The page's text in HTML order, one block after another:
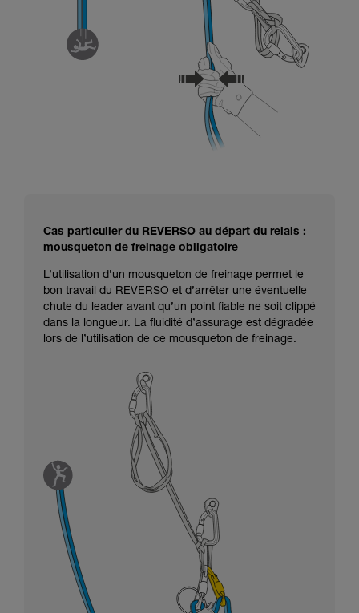
Cas particulier du REVERSO au départ du relais :
mousqueton de freinage obligatoire
L’utilisation d’un mousqueton de freinage permet le
bon travail du REVERSO et d’arrêter une éventuelle
chute du leader avant qu’un point fiable ne soit clippé
dans la longueur. La fluidité d’assurage est dégradée
lors de l’utilisation de ce mousqueton de freinage.